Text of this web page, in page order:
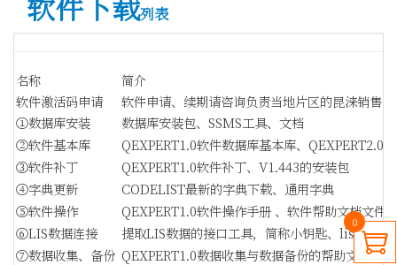
列表
名称
简介
软件激活码申请
软件申请、续期请咨询负责当地片区的昆涞销售
①数据库安装
数据库安装包、SSMS工具、文档
②软件基本库
QEXPERT1.0软件数据库基本库、QEXPERT2.0
③软件补丁
QEXPERT1.0软件补丁、V1.443的安装包
④字典更新
CODELIST最新的字典下载、通用字典
⑤软件操作
QEXPERT1.0软件操作手册 、软件帮助文档文件
⑥LIS数据连接
提取LIS数据的接口工具，简称小钥匙、listools
⑦数据收集、备份 QEXPERT1.0数据收集与数据备份的帮助文档

0